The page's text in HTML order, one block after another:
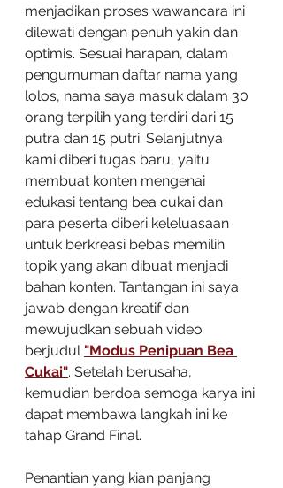
menjadikan proses wawancara ini
dilewati dengan penuh yakin dan
optimis. Sesuai harapan, dalam
pengumuman daftar nama yang
lolos, nama saya masuk dalam 30
orang terpilih yang terdiri dari 15
putra dan 15 putri. Selanjutnya
kami diberi tugas baru, yaitu
membuat konten mengenai
edukasi tentang bea cukai dan
para peserta diberi keleluasaan
untuk berkreasi bebas memilih
topik yang akan dibuat menjadi
bahan konten. Tantangan ini saya
jawab dengan kreatif dan
mewujudkan sebuah video
berjudul "Modus Penipuan Bea
Cukai". Setelah berusaha,
kemudian berdoa semoga karya ini
dapat membawa langkah ini ke
tahap Grand Final.
Penantian yang kian panjang